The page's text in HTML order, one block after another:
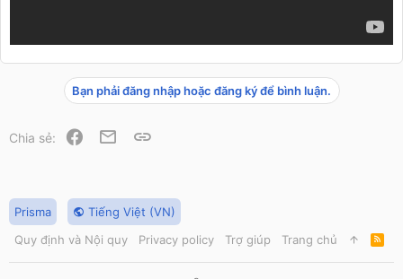
Bạn phải đăng nhập hoặc đăng ký để bình luận.
Chia sẻ: Facebook
Email
Prisma
Tiếng Việt (VN)
Quy định và Nội quy
Privacy policy Trợ giúp Trang chủ
R
S
S